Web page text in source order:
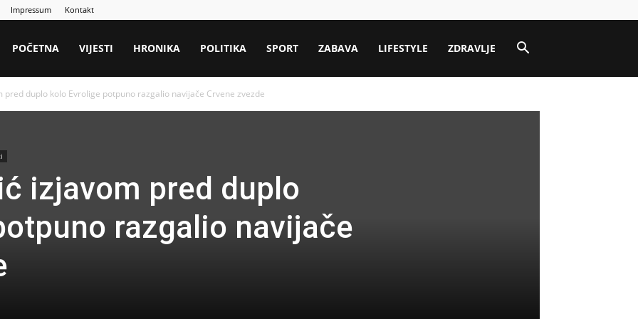
Impressum Kontakt
POČETNA VIJESTI HRONIKA POLITIKA SPORT ZABAVA LIFESTYLE ZDRAVLJE
pred duplo kolo Evrolige potpuno razgalio navijače Crvene zvezde
izjavom pred duplo
razgalio navijače